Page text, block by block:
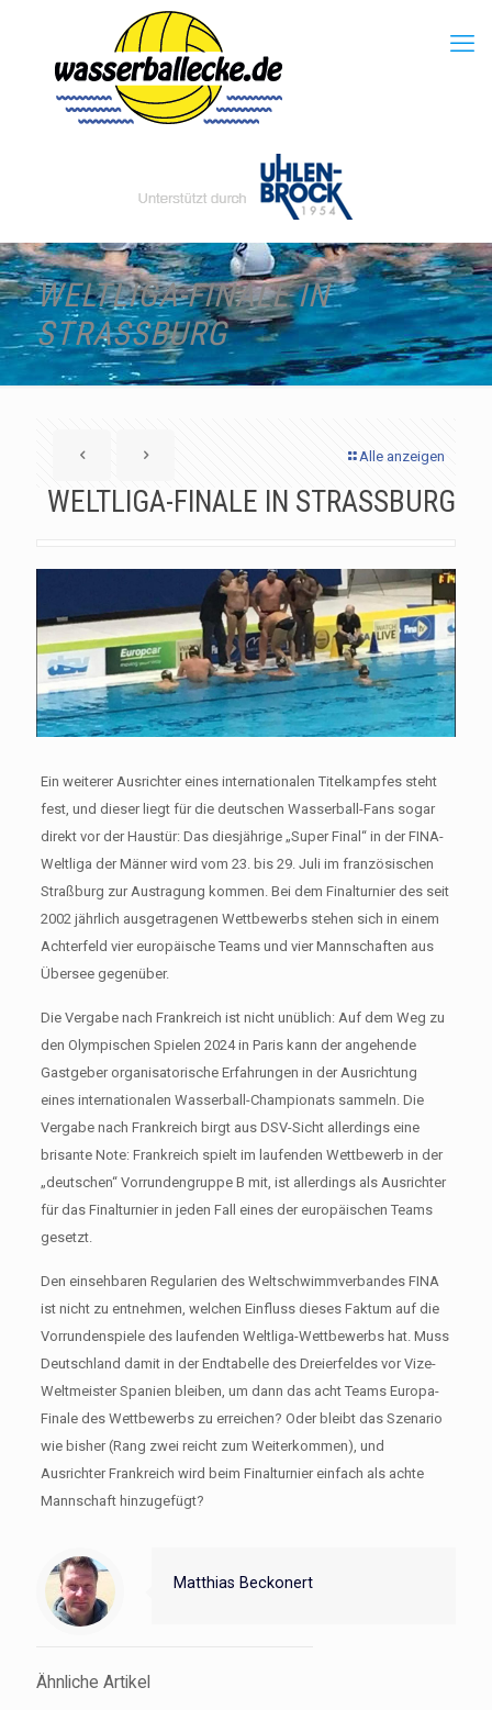
WELTLIGA-FINALE IN
STRASSBURG
Alle anzeigen
WELTLIGA-FINALE IN STRASSBURG
Ein weiterer Ausrichter eines internationalen Titelkampfes steht
fest, und dieser liegt für die deutschen Wasserball-Fans sogar
direkt vor der Haustür: Das diesjährige „Super Final“ in der FINA-
Weltliga der Männer wird vom 23. bis 29. Juli im französischen
Straßburg zur Austragung kommen. Bei dem Finalturnier des seit
2002 jährlich ausgetragenen Wettbewerbs stehen sich in einem
Achterfeld vier europäische Teams und vier Mannschaften aus
Übersee gegenüber.
Die Vergabe nach Frankreich ist nicht unüblich: Auf dem Weg zu
den Olympischen Spielen 2024 in Paris kann der angehende
Gastgeber organisatorische Erfahrungen in der Ausrichtung
eines internationalen Wasserball-Championats sammeln. Die
Vergabe nach Frankreich birgt aus DSV-Sicht allerdings eine
brisante Note: Frankreich spielt im laufenden Wettbewerb in der
„deutschen“ Vorrundengruppe B mit, ist allerdings als Ausrichter
für das Finalturnier in jeden Fall eines der europäischen Teams
gesetzt.
Den einsehbaren Regularien des Weltschwimmverbandes FINA
ist nicht zu entnehmen, welchen Einfluss dieses Faktum auf die
Vorrundenspiele des laufenden Weltliga-Wettbewerbs hat. Muss
Deutschland damit in der Endtabelle des Dreierfeldes vor Vize-
Weltmeister Spanien bleiben, um dann das acht Teams Europa-
Finale des Wettbewerbs zu erreichen? Oder bleibt das Szenario
wie bisher (Rang zwei reicht zum Weiterkommen), und
Ausrichter Frankreich wird beim Finalturnier einfach als achte
Mannschaft hinzugefügt?
Matthias Beckonert
Ähnliche Artikel